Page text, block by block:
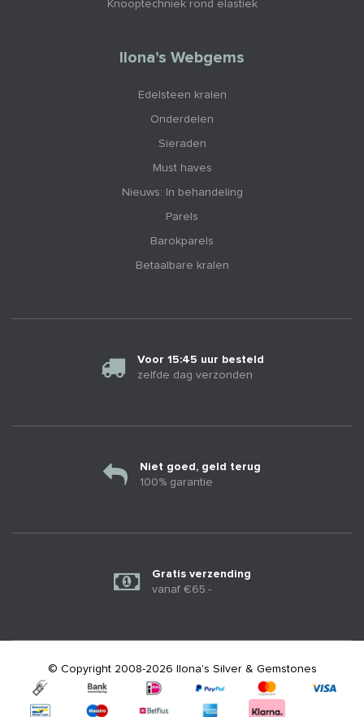
Knooptechniek rond elastiek
Ilona’s Webgems
Edelsteen kralen
Onderdelen
Sieraden
Must haves
Nieuws: In behandeling
Parels
Barokparels
Betaalbare kralen
Voor 15:45 uur besteld
zelfde dag verzonden
Niet goed, geld terug
100% garantie
Gratis verzending
vanaf €65.-
© Copyright 2008-2026 Ilona's Silver & Gemstones